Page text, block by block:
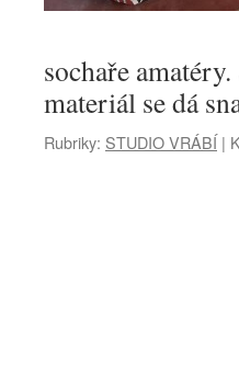
sochaře
materiál se dá
Rubriky: STUDIO VRÁBÍ |